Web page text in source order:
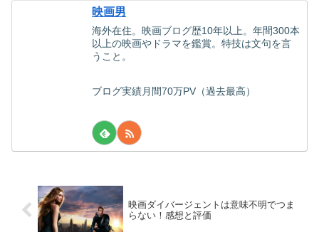
映画男
海外在住。映画ブログ歴10年以上。年間300本
以上の映画やドラマを鑑賞。特技は文句を言
うこと。
ブログ実績月間70万PV（過去最高）
映画ダイバージェントは意味不明でつま
らない！感想と評価